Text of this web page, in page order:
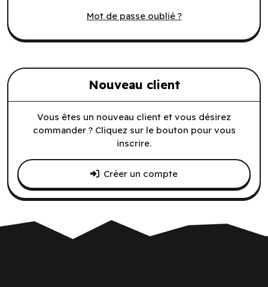
Mot de passe oublié ?
Nouveau client
Vous êtes un nouveau client et vous désirez
commander ? Cliquez sur le bouton pour vous
inscrire.
Créer un compte